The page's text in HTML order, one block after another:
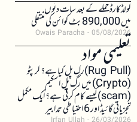
کولڈکارڈ حملے کے بعد سات دنوں
میں 890,000 بٹ کوائن کی منتقلی
Owais Paracha 05/08/2026
تعلیمی مواد(Rug Pull)رگ پل کیا ہے؟ کرپٹو
(Crypto) میں رگ پل اسکیم
(scam)کیسے کام کرتی ہے؟ ایک مکمل
تجزیاتی گائیڈ اور 6 احتیاطی تدابیر